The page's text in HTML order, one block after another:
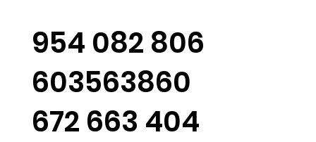
954 082 806
603563860
672 663 404‬